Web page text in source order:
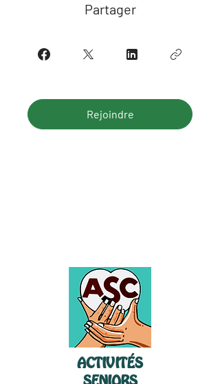
Partager
Rejoindre
ACTIVITÉS